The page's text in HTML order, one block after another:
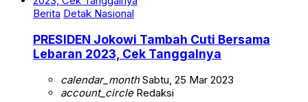
Berita Detak Nasional
PRESIDEN Jokowi Tambah Cuti Bersama
Lebaran 2023, Cek Tanggalnya
calendar_monthSabtu, 25 Mar 2023
account_circleRedaksi